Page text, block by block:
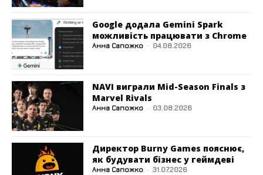
Google додала Gemini Spark
можливість працювати з Chrome
Анна Сапожко - 04.08.2026
NAVI виграли Mid-Season Finals з
Marvel Rivals
Анна Сапожко - 03.08.2026
Директор Burny Games пояснює,
як будувати бізнес у геймдеві
Анна Сапожко - 31.07.2026